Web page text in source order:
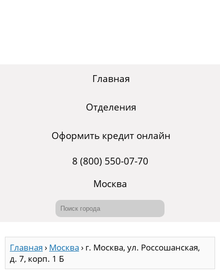
Главная
Отделения
Оформить кредит онлайн
8 (800) 550-07-70
Москва
Главная › Москва › г. Москва, ул. Россошанская,
д. 7, корп. 1 Б